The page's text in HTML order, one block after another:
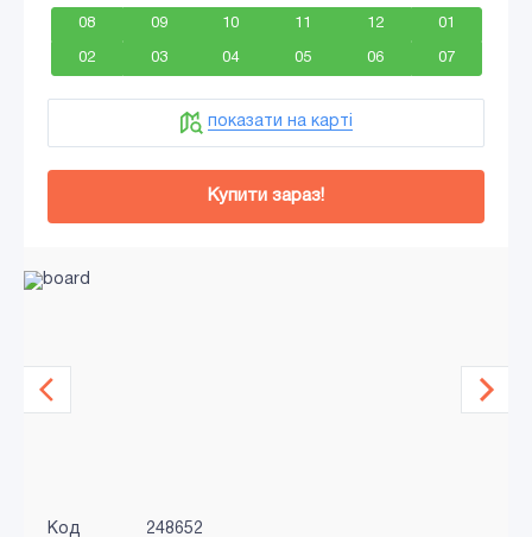
08 09 10 11 12 01
02 03 04 05 06 07
показати на карті
Купити зараз!
Код
248652